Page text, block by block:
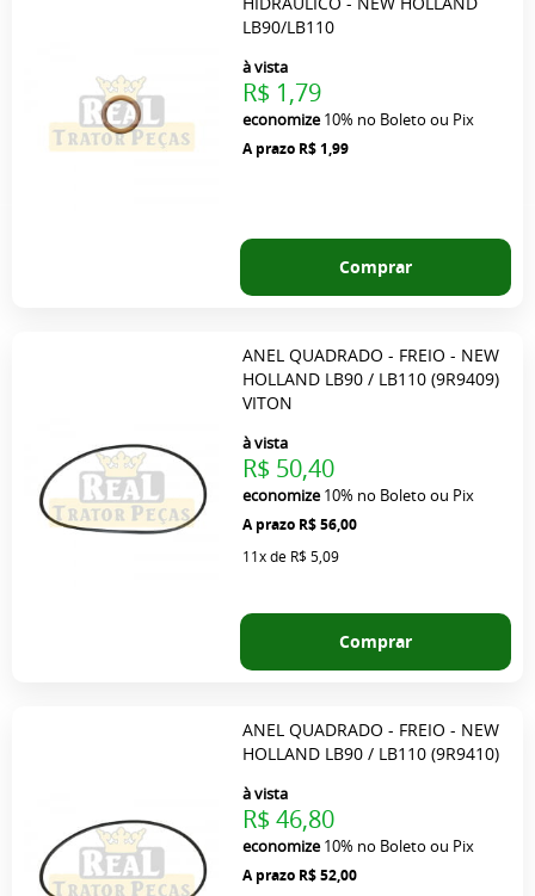
LB90/LB110
R$ 1,99
à vista
R$ 1,79
economize10% no Boleto ou Pix
Comprar
ANEL QUADRADO - FREIO - NEW
HOLLAND LB90 / LB110 (9R9409)
VITON
R$ 56,00
à vista
R$ 50,40
economize10% no Boleto ou Pix
11xde R$ 5,09
Comprar
ANEL QUADRADO - FREIO - NEW
HOLLAND LB90 / LB110 (9R9410)
R$ 52,00
à vista
R$ 46,80
economize10% no Boleto ou Pix